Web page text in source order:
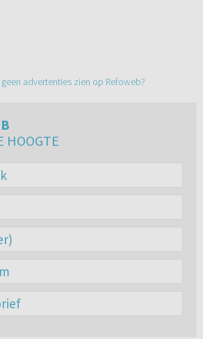
geen advertenties zien op Refoweb?
HOOGTE